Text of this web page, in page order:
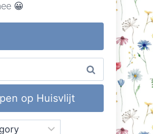
😀
op Huisvlijt